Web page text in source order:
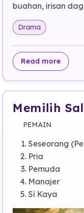
Peralatan yang
Meja (bisa juga
yang berisi
buahan, irisan
Drama
Read more
Memilih
PEMAIN
Seseorang